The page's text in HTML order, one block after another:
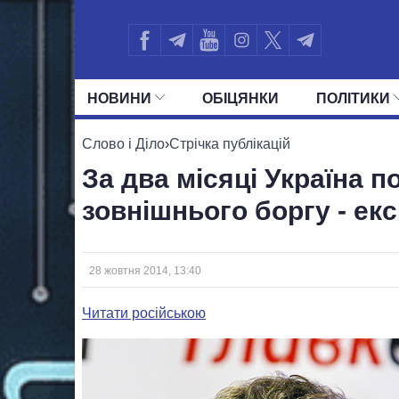
НОВИНИ ОБIЦЯНКИ ПОЛIТИКИ
УСІ ПОЛІТИКИ
Слово і Діло›Стрічка публікацій
За два місяці Україна
зовнішнього боргу -
28 жовтня 2014, 13:40
Читати російською